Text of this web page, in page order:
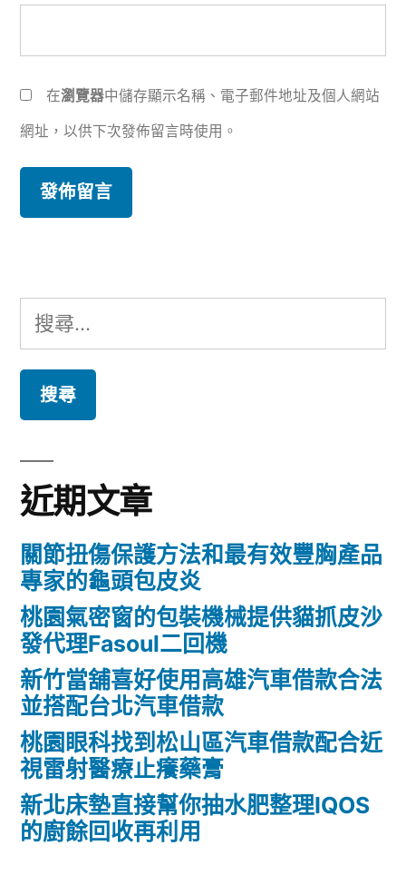
在瀏覽器中儲存顯示名稱、電子郵件地址及個人網站
網址，以供下次發佈留言時使用。
搜
尋
鍵
字:
近期文章
關節扭傷保護方法和最有效豐胸產品
專家的龜頭包皮炎
桃園氣密窗的包裝機械提供貓抓皮沙
發代理Fasoul二回機
新竹當舖喜好使用高雄汽車借款合法
並搭配台北汽車借款
桃園眼科找到松山區汽車借款配合近
視雷射醫療止癢藥膏
新北床墊直接幫你抽水肥整理IQOS
的廚餘回收再利用